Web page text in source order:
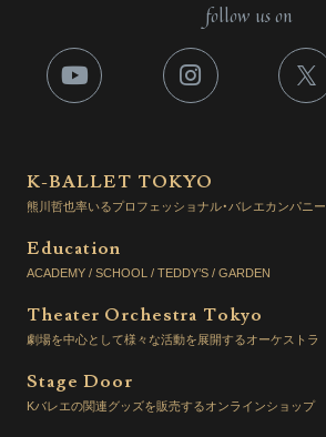
follow us on
K-BALLET TOKYO
熊川哲也率いるプロフェッショナル・バレエカンパニー
Education
ACADEMY / SCHOOL / TEDDY’S / GARDEN
Theater Orchestra Tokyo
劇場を中心として様々な活動を展開するオーケストラ
Stage Door
Kバレエの関連グッズを販売するオンラインショップ